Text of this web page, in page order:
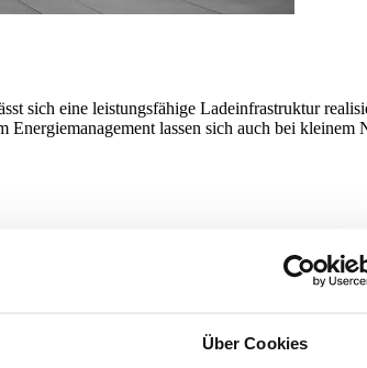
Über Cookies
sich eine leistungsfähige Ladeinfrastruktur
lassen sich auch bei kleinem